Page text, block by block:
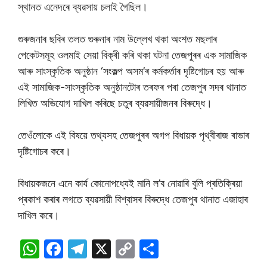
স্থানত এনেদৰে ব্যৱসায় চলাই গৈছিল।
গুৰুজনাৰ ছবিৰ তলত গুৰুনাৰ নাম উল্লেখ থকা অংশত মছলাৰ
পেকেটসমূহ ওলমাই সেয়া বিক্ৰী কৰি থকা ঘটনা তেজপুৰৰ এক সামাজিক
আৰু সাংস্কৃতিক অনুষ্ঠান ‘সংকল্প অসম’ৰ কৰ্মকৰ্তাৰ দৃষ্টিগোচৰ হয় আৰু
এই সামাজিক-সাংস্কৃতিক অনুষ্ঠানটোৰ তৰফৰ পৰা তেজপুৰ সদৰ থানাত
লিখিত অভিযোগ দাখিল কৰিছে চতুৰ ব্যৱসায়ীজনৰ বিৰুদ্ধে।
তেওঁলোকে এই বিষয়ে তথ্যসহ তেজপুৰৰ অগপ বিধায়ক পৃথ্বীৰাজ ৰাভাৰ
দৃষ্টিগোচৰ কৰে।
বিধায়কজনে এনে কাৰ্য কোনোপধ্যেই মানি ল’ব নোৱাৰি বুলি প্ৰতিক্ৰিয়া
প্ৰকাশ কৰাৰ লগতে ব্যৱসায়ী বিশ্বাসৰ বিৰুদ্ধে তেজপুৰ থানাত এজাহাৰ
দাখিল কৰে।
W F
T
X
C